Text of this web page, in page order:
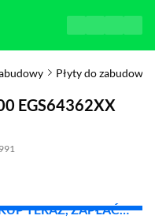
Płyty do zabudowy
EGS64362XX
TERAZ, ZAPŁAĆ